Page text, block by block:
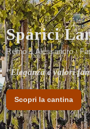
Sparici
Remo & Alessandro ·
"Eleganza e valori
"Vendemmia
Scopri la cantina